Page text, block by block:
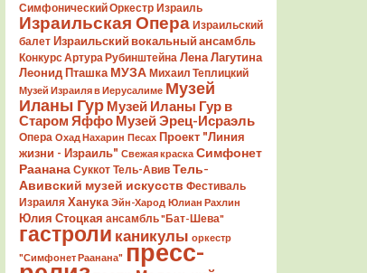
Симфонический Оркестр Израиль
Израильская Опера Израильский
балет Израильский вокальный ансамбль
Конкурс Артура Рубинштейна Лена Лагутина
Леонид Пташка МУЗА Михаил Теплицкий
Музей Израиля в Иерусалиме Музей
Иланы Гур Музей Иланы Гур в
Старом Яффо Музей Эрец-Исраэль
Опера Охад Нахарин Песах Проект "Линия
жизни - Израиль" Свежая краска Симфонет
Раанана Суккот Тель-Авив Тель-
Авивский музей искусств Фестиваль
Израиля Ханука Эйн-Харод Юлиан Рахлин
Юлия Стоцкая ансамбль "Бат-Шева"
гастроли каникулы оркестр
"Симфонет Раанана" пресс-